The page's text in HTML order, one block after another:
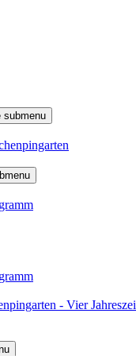
submenu
- Vier